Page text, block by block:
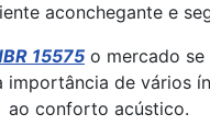
aconchegante e
15575 o mercado
importância de vários
ao conforto acústico.